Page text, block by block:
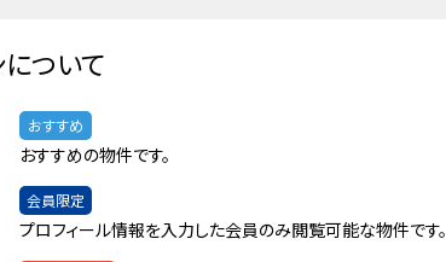
ついて
おすすめ
おすすめの物件です。
会員限定
プロフィール情報を入力した会員のみ閲覧可能な物件です。